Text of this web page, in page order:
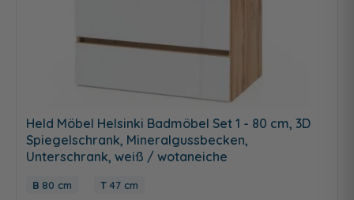
Held Möbel Helsinki Badmöbel Set 1 - 80 cm, 3D
Spiegelschrank, Mineralgussbecken,
Unterschrank, weiß / wotaneiche
80 cm 47 cm